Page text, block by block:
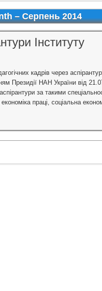
– Серпень 2014
Інституту
кадрів через
Президії НАН України від
за такими
праці, соціальна